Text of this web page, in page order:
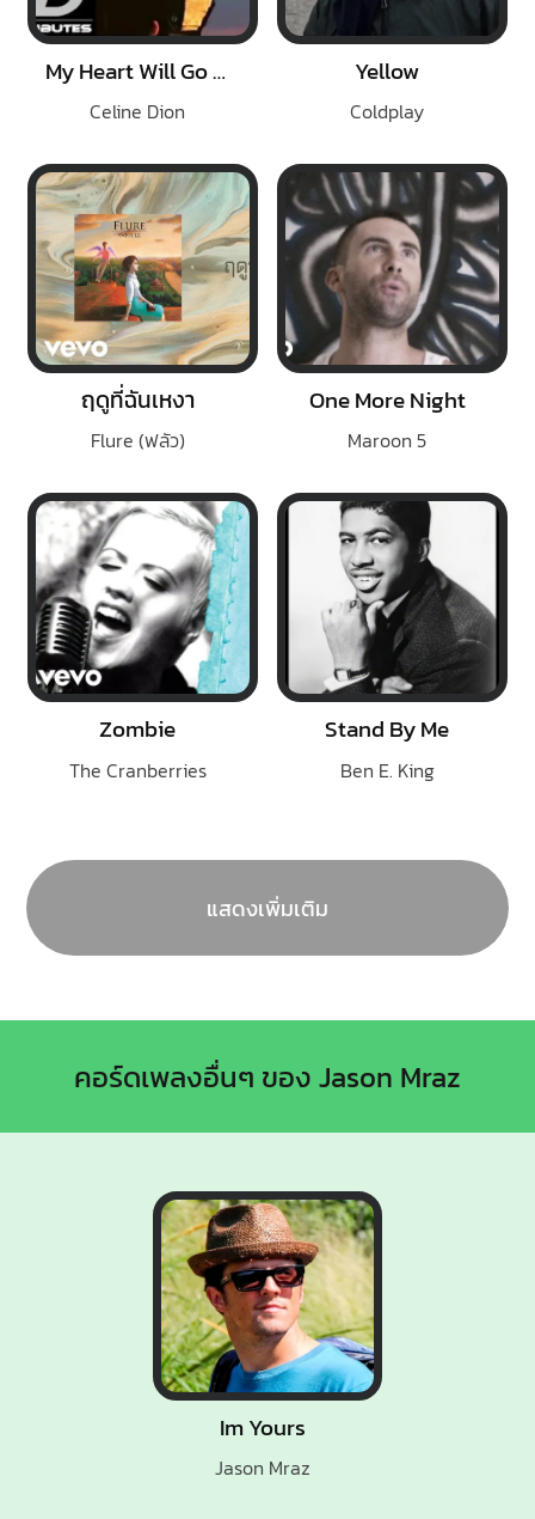
My Heart Will Go On
Celine Dion
Yellow
Coldplay
ฤดูที่ฉันเหงา
Flure (ฟลัว)
One More Night
Maroon 5
Zombie
The Cranberries
Stand By Me
Ben E. King
แสดงเพิ่มเติม
คอร์ดเพลงอื่นๆ ของ Jason Mraz
Im Yours
Jason Mraz